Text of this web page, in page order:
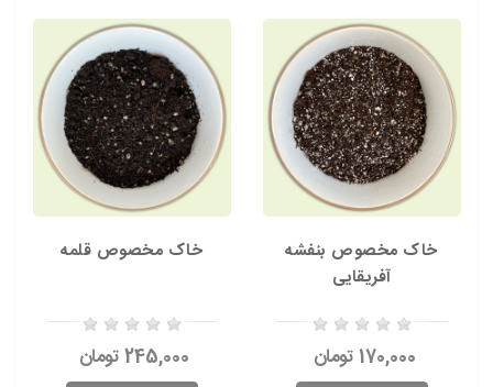
خاک مخصوص بنفشه
آفریقایی
170,000 تومان
خاک مخصوص قلمه
245,000 تومان